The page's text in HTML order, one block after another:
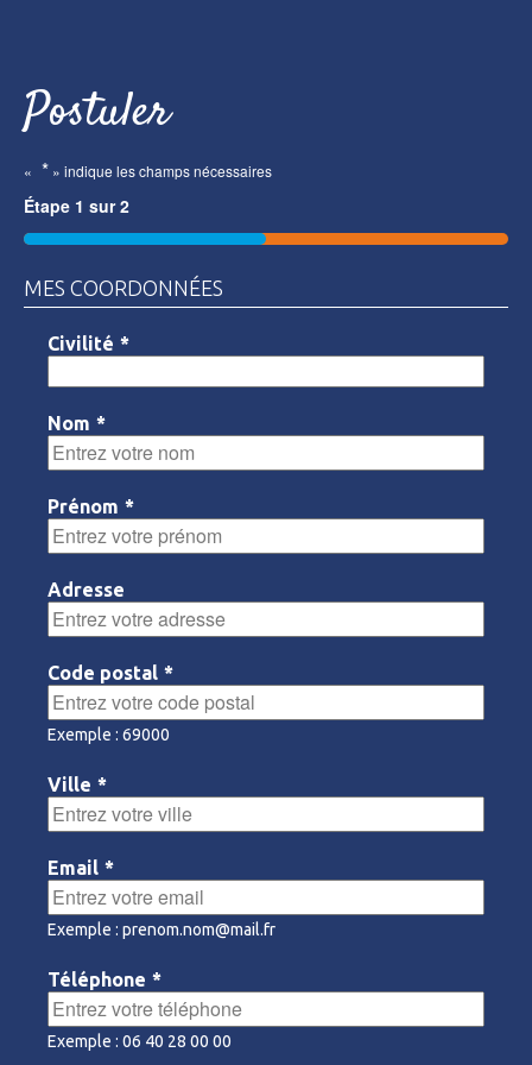
Postuler
« * » indique les champs nécessaires
Étape 1 sur2
50%
MES COORDONNÉES
Civilité *
Nom *
Prénom *
Adresse
Code postal *
Exemple : 69000
Ville *
Email *
Exemple : prenom.nom@mail.fr
Téléphone *
Exemple : 06 40 28 00 00